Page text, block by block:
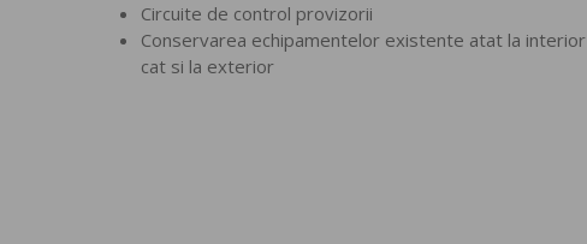
Circuite de control provizorii
Conservarea echipamentelor existente atat la interior
cat si la exterior